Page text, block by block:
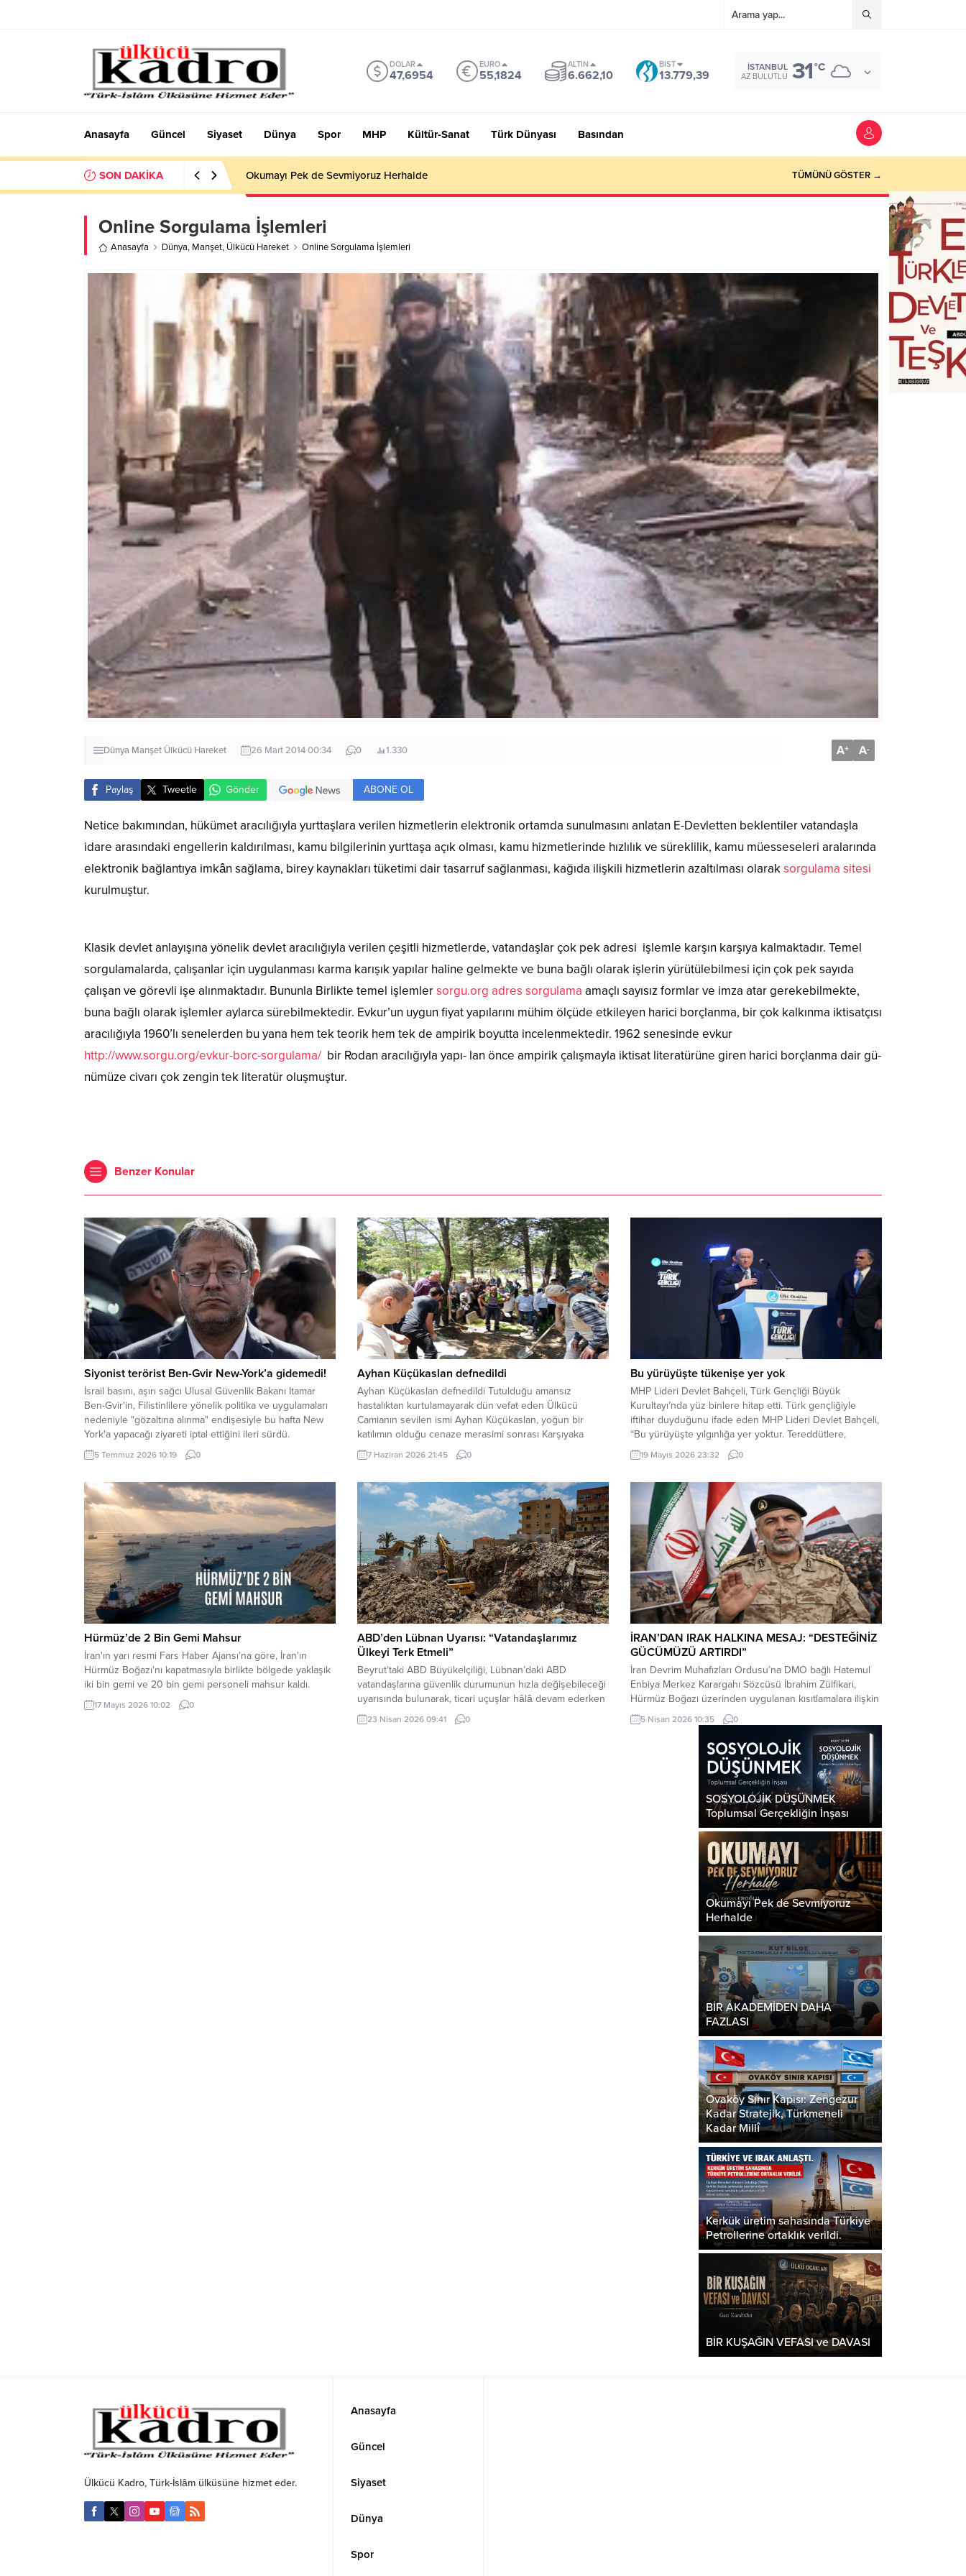
DOLAR
47,6954
EURO
55,1824
ALTIN
6.662,10
BIST
13.779,39
İSTANBUL
AZ BULUTLU 31°C
Anasayfa Güncel Siyaset Dünya Spor MHP Kültür-Sanat Türk Dünyası Basından
SON DAKİKA Okumayı Pek de Sevmiyoruz Herhalde TÜMÜNÜ GÖSTER →
Online Sorgulama İşlemleri
Anasayfa Dünya, Manşet, Ülkücü Hareket Online Sorgulama İşlemleri
Dünya Manşet Ülkücü Hareket 26 Mart 2014 00:34 0 1.330 A+ A-
Paylaş Tweetle Gönder ABONE OL
Netice bakımından, hükümet aracılığıyla yurttaşlara verilen hizmetlerin elektronik ortamda sunulmasını anlatan E-Devletten beklentiler vatandaşla
idare arasındaki engellerin kaldırılması, kamu bilgilerinin yurttaşa açık olması, kamu hizmetlerinde hızlılık ve süreklilik, kamu müesseseleri aralarında
elektronik bağlantıya imkân sağlama, birey kaynakları tüketimi dair tasarruf sağlanması, kağıda ilişkili hizmetlerin azaltılması olaraksorgulama sitesi
kurulmuştur.
Klasik devlet anlayışına yönelik devlet aracılığıyla verilen çeşitli hizmetlerde, vatandaşlar çok pek adresi işlemle karşın karşıya kalmaktadır. Temel
sorgulamalarda, çalışanlar için uygulanması karma karışık yapılar haline gelmekte ve buna bağlı olarak işlerin yürütülebilmesi için çok pek sayıda
çalışan ve görevli işe alınmaktadır. Bununla Birlikte temel işlemlersorgu.org adres sorgulama amaçlı sayısız formlar ve imza atar gerekebilmekte,
buna bağlı olarak işlemler aylarca sürebilmektedir. Evkur’un uygun fiyat yapılarını mühim ölçüde etkileyen harici borçlanma, bir çok kalkınma iktisatçısı
aracılığıyla 1960’lı senelerden bu yana hem tek teorik hem tek de ampirik boyutta incelenmektedir. 1962 senesinde evkur
http://www.sorgu.org/evkur-borc-sorgulama/ bir Rodan aracılığıyla yapı- lan önce ampirik çalışmayla iktisat literatürüne giren harici borçlanma dair gü-
nümüze civarı çok zengin tek literatür oluşmuştur.
Benzer Konular
Siyonist terörist Ben-Gvir New-York’a gidemedi!
İsrail basını, aşırı sağcı Ulusal Güvenlik Bakanı Itamar
Ben-Gvir'in, Filistinlilere yönelik politika ve uygulamaları
nedeniyle "gözaltına alınma" endişesiyle bu hafta New
York'a yapacağı ziyareti iptal ettiğini ileri sürdü.
5 Temmuz 2026 10:19 0
Ayhan Küçükaslan defnedildi
Ayhan Küçükaslan defnedildi Tutulduğu amansız
hastalıktan kurtulamayarak dün vefat eden Ülkücü
Camianın sevilen ismi Ayhan Küçükaslan, yoğun bir
katılımın olduğu cenaze merasimi sonrası Karşıyaka
Mezarlığına defnedildi. Küçükaslan’ın cenazesine katılan
eş-dost akraba ve arkadaşlarından helallik alındı.
üstüne defnedildi.. Merhum gönüldaşımıza Allah’tan
rahmet ve mağfiretler, yakınları...
7 Haziran 2026 21:45 0
Bu yürüyüşte tükenişe yer yok
MHP Lideri Devlet Bahçeli, Türk Gençliği Büyük
Kurultayı’nda yüz binlere hitap etti. Türk gençliğiyle
iftihar duyduğunu ifade eden MHP Lideri Devlet Bahçeli,
“Bu yürüyüşte yılgınlığa yer yoktur. Tereddütlere,
teslimiyete, tükenişe yer yoktur” dedi. MHP Lideri Devlet
Bahçeli, Ülkü Ocakları Eğitim ve Kültür Vakfı Genel
19 Mayıs 2026 23:32 0
Hürmüz’de 2 Bin Gemi Mahsur
İran'ın yarı resmi Fars Haber Ajansı’na göre, İran'ın
Hürmüz Boğazı'nı kapatmasıyla birlikte bölgede yaklaşık
iki bin gemi ve 20 bin gemi personeli mahsur kaldı.
17 Mayıs 2026 10:02 0
ABD’den Lübnan Uyarısı: “Vatandaşlarımız
Ülkeyi Terk Etmeli”
Beyrut’taki ABD Büyükelçiliği, Lübnan’daki ABD
vatandaşlarına güvenlik durumunun hızla değişebileceği
uyarısında bulunarak, ticari uçuşlar hâlâ devam ederken
ülkeden ayrılmalarını tavsiye etti.
23 Nisan 2026 09:41 0
İRAN’DAN IRAK HALKINA MESAJ: “DESTEĞİNİZ
GÜCÜMÜZÜ ARTIRDI”
İran Devrim Muhafızları Ordusu’na DMO bağlı Hatemul
Enbiya Merkez Karargahı Sözcüsü İbrahim Zülfikari,
Hürmüz Boğazı üzerinden uygulanan kısıtlamalara ilişkin
yaptığı açıklamada, Irak’ın bu kısıtlamalardan muaf
tutulacağını belirtti.
5 Nisan 2026 10:35 0
SOSYOLOJİK DÜŞÜNMEK
Toplumsal Gerçekliğin İnşası
Okumayı Pek de Sevmiyoruz
Herhalde
BİR AKADEMİDEN DAHA
FAZLASI
Ovaköy Sınır Kapısı: Zengezur
Kadar Stratejik, Türkmeneli
Kadar Millî
Kerkük üretim sahasında Türkiye
Petrollerine ortaklık verildi.
BİR KUŞAĞIN VEFASI ve DAVASI
Ülkücü Kadro, Türk-İslâm ülküsüne hizmet eder.
Anasayfa
Güncel
Siyaset
Dünya
Spor